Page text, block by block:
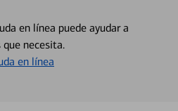
en línea puede ayudar a
necesita.
en línea